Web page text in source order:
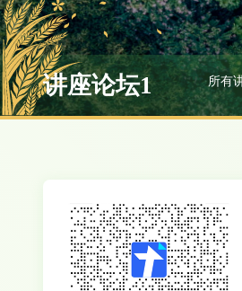
讲座论坛1 所有